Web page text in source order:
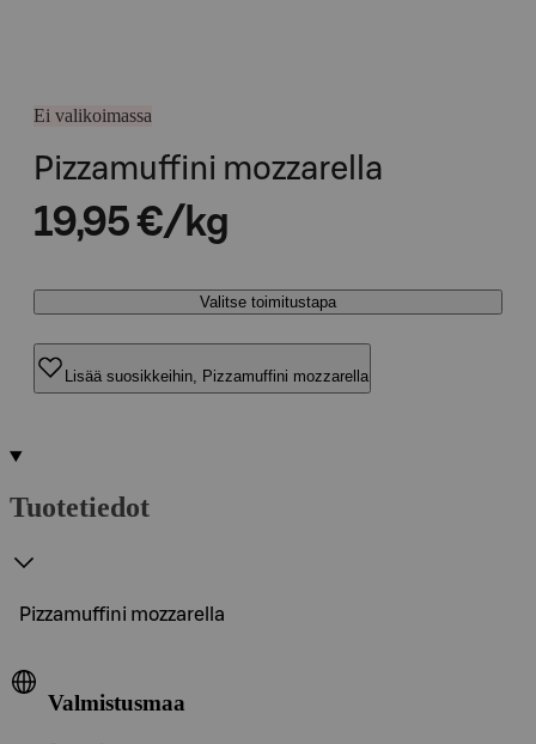
Ei valikoimassa
Pizzamuffini mozzarella
19,95 €/kg
Valitse toimitustapa
Lisää suosikkeihin, Pizzamuffini mozzarella
Tuotetiedot
Pizzamuffini mozzarella
Valmistusmaa